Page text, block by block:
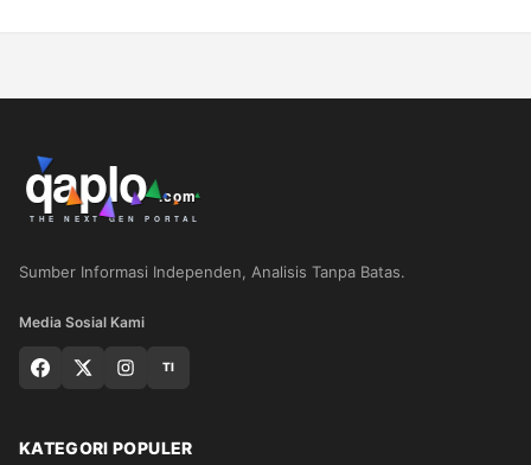
Sumber Informasi Independen, Analisis Tanpa Batas.
Media Sosial Kami
TI
KATEGORI POPULER